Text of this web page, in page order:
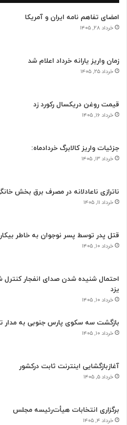
امضای تفاهم نامه ایران و آمریکا
خرداد ۲۸, ۱۴۰۵
زمان واریز یارانه خرداد اعلام شد
خرداد ۲۵, ۱۴۰۵
قیمت روغن دریکسال رکورد زد
خرداد ۱۶, ۱۴۰۵
جزئیات واریز کالابرگ خردادماه:
خرداد ۱۳, ۱۴۰۵
ناترازی ناعادلانه در مصرف برق بخش
خرداد ۱۱, ۱۴۰۵
قتل پدر توسط پسر نوجوان به خاطر
خرداد ۱۰, ۱۴۰۵
احتمال شنیده شدن صدای انفجار کنترل
یزد
خرداد ۱۰, ۱۴۰۵
بازگشت سه سکوی پارس جنوبی به مدار
خرداد ۱۰, ۱۴۰۵
آغازبازگشایی اینترنت ثابت درکشور
خرداد ۵, ۱۴۰۵
برگزاری انتخابات هیأت‌رئیسه مجلس
خرداد ۴, ۱۴۰۵